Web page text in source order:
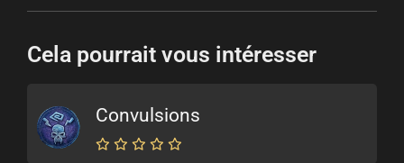
Cela pourrait vous intéresser
Convulsions